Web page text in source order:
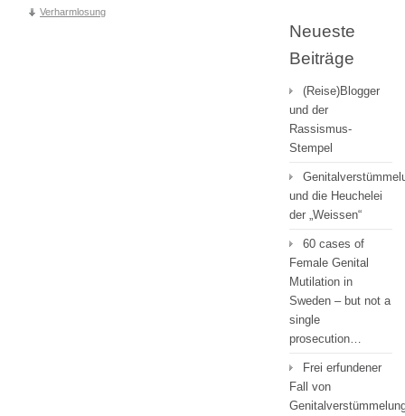
Verharmlosung
Neueste
Beiträge
(Reise)Blogger
und der
Rassismus-
Stempel
und die Heuchelei
der „Weissen“
60 cases of
Female Genital
Mutilation in
Sweden – but not a
single
prosecution…
Frei erfundener
Fall von